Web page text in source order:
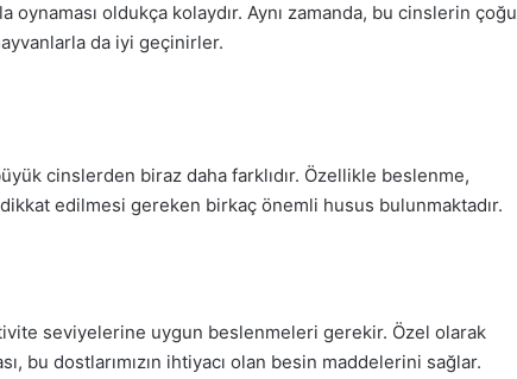
oynaması oldukça kolaydır. Aynı zamanda, bu cinslerin çoğu
da iyi geçinirler.
cinslerden biraz daha farklıdır. Özellikle beslenme,
edilmesi gereken birkaç önemli husus bulunmaktadır.
seviyelerine uygun beslenmeleri gerekir. Özel olarak
bu dostlarımızın ihtiyacı olan besin maddelerini sağlar.